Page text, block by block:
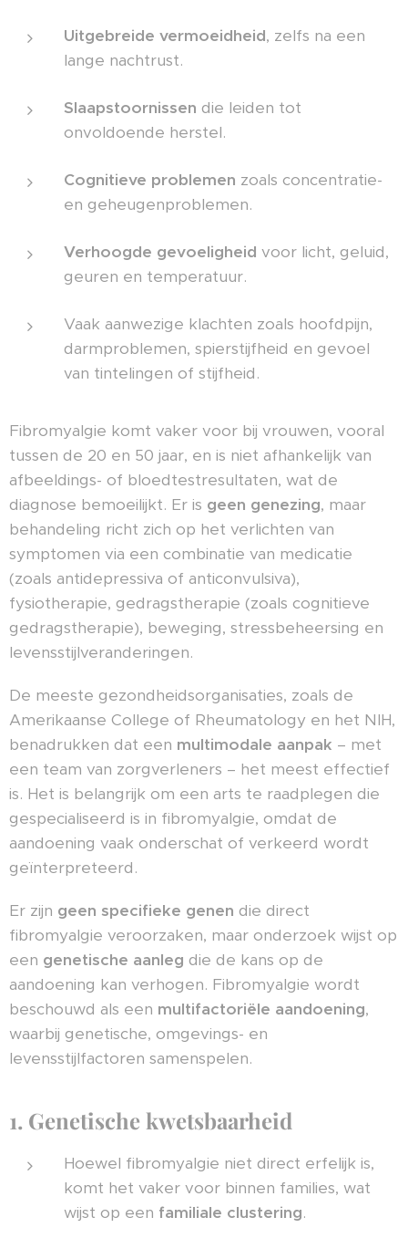
Uitgebreide vermoeidheid, zelfs na een
lange nachtrust.
Slaapstoornissen die leiden tot
onvoldoende herstel.
Cognitieve problemen zoals concentratie-
en geheugenproblemen.
Verhoogde gevoeligheid voor licht, geluid,
geuren en temperatuur.
Vaak aanwezige klachten zoals hoofdpijn,
darmproblemen, spierstijfheid en gevoel
van tintelingen of stijfheid.
Fibromyalgie komt vaker voor bij vrouwen, vooral
tussen de 20 en 50 jaar, en is niet afhankelijk van
afbeeldings- of bloedtestresultaten, wat de
diagnose bemoeilijkt. Er is geen genezing, maar
behandeling richt zich op het verlichten van
symptomen via een combinatie van medicatie
(zoals antidepressiva of anticonvulsiva),
fysiotherapie, gedragstherapie (zoals cognitieve
gedragstherapie), beweging, stressbeheersing en
levensstijlveranderingen.
De meeste gezondheidsorganisaties, zoals de
Amerikaanse College of Rheumatology en het NIH,
benadrukken dat een multimodale aanpak – met
een team van zorgverleners – het meest effectief
is. Het is belangrijk om een arts te raadplegen die
gespecialiseerd is in fibromyalgie, omdat de
aandoening vaak onderschat of verkeerd wordt
geïnterpreteerd.
Er zijn geen specifieke genen die direct
fibromyalgie veroorzaken, maar onderzoek wijst op
een genetische aanleg die de kans op de
aandoening kan verhogen. Fibromyalgie wordt
beschouwd als een multifactoriële aandoening,
waarbij genetische, omgevings- en
levensstijlfactoren samenspelen.
1. Genetische kwetsbaarheid
Hoewel fibromyalgie niet direct erfelijk is,
komt het vaker voor binnen families, wat
wijst op een familiale clustering.